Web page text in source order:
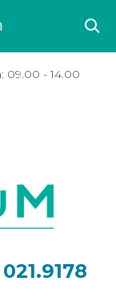
09.00 - 14.00
021.9178